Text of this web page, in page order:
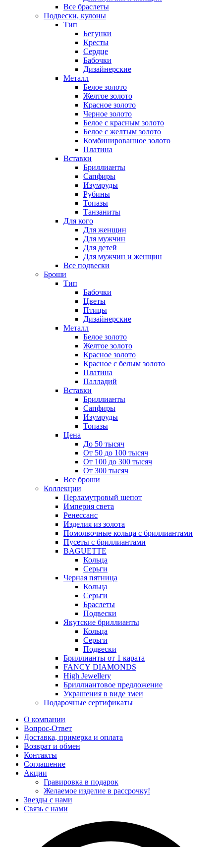
Все браслеты
Подвески, кулоны
Тип
Бегунки
Кресты
Сердце
Бабочки
Дизайнерские
Металл
Белое золото
Желтое золото
Красное золото
Черное золото
Белое с красным золото
Белое с желтым золото
Комбинированное золото
Платина
Вставки
Бриллианты
Сапфиры
Изумруды
Рубины
Топазы
Танзаниты
Для кого
Для женщин
Для мужчин
Для детей
Для мужчин и женщин
Все подвески
Броши
Тип
Бабочки
Цветы
Птицы
Дизайнерские
Металл
Белое золото
Желтое золото
Красное золото
Красное с белым золото
Платина
Палладий
Вставки
Бриллианты
Сапфиры
Изумруды
Топазы
Цена
До 50 тысяч
От 50 до 100 тысяч
От 100 до 300 тысяч
От 300 тысяч
Все броши
Коллекции
Перламутровый шепот
Империя света
Ренессанс
Изделия из золота
Помолвочные кольца с бриллиантами
Пусеты с бриллиантами
BAGUETTE
Кольца
Серьги
Черная пятница
Кольца
Серьги
Браслеты
Подвески
Якутские бриллианты
Кольца
Серьги
Подвески
Бриллианты от 1 карата
FANCY DIAMONDS
High Jewellery
Бриллиантовое предложение
Украшения в виде змеи
Подарочные сертификаты
О компании
Вопрос-Ответ
Доставка, примерка и оплата
Возврат и обмен
Контакты
Соглашение
Акции
Гравировка в подарок
Желаемое изделие в рассрочку!
Звезды с нами
Связь с нами